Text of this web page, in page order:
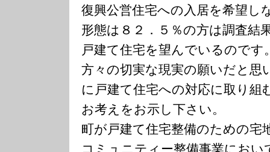
復興公営住宅への入居を希望し
形態は８２．５％の方は調査結
戸建て住宅を望んでいるのです
方々の切実な現実の願いだと思
に戸建て住宅への対応に取り組
お考えをお示し下さい。
町が戸建て住宅整備のための宅
コミュニティー整備事業におい